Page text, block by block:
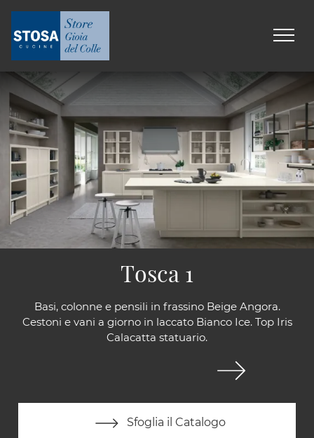
Basi, colonne e pensili in frassino Beige Angora.
Cestoni e vani a giorno in laccato Bianco Ice. Top Iris
Calacatta statuario.
Sfoglia il Catalogo
Tosca 1